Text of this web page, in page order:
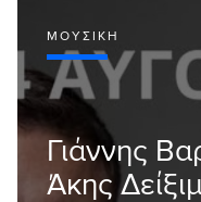
ΜΟΥΣΙΚΉ
Γιάννης
Άκης